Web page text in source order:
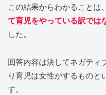
この結果からわかることは
て育児をやっている訳では
した。
回答内容は決してネガティ
り育児は女性がするものと
す。